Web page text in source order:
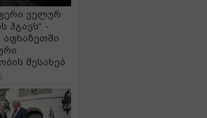
ველურ
ჰგავს“ -
აფხაზეთში
შესახებ